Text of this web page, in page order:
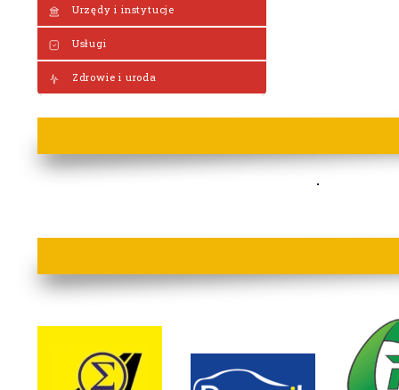
Urzędy i instytucje
Usługi
Zdrowie i uroda